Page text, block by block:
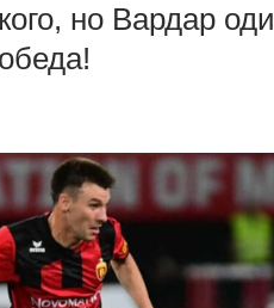
но Вардар оди